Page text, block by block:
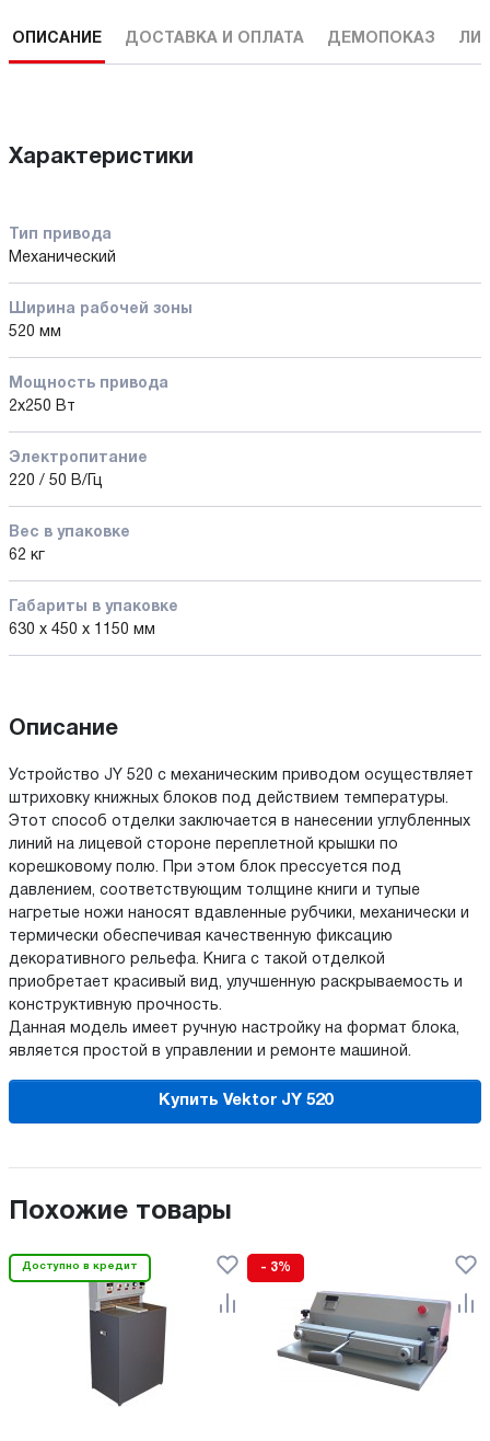
ОПИСАНИЕ ДОСТАВКА И ОПЛАТА ДЕМОПОКАЗ
Характеристики
Тип привода
Механический
Ширина рабочей зоны
520 мм
Мощность привода
2x250 Вт
Электропитание
220 / 50 В/Гц
Вес в упаковке
62 кг
Габариты в упаковке
630 x 450 x 1150 мм
Описание
Устройство JY 520 с механическим приводом осуществляет
штриховку книжных блоков под действием температуры.
Этот способ отделки заключается в нанесении углубленных
линий на лицевой стороне переплетной крышки по
корешковому полю. При этом блок прессуется под
давлением, соответствующим толщине книги и тупые
нагретые ножи наносят вдавленные рубчики, механически и
термически обеспечивая качественную фиксацию
декоративного рельефа. Книга с такой отделкой
приобретает красивый вид, улучшенную раскрываемость и
конструктивную прочность.
Данная модель имеет ручную настройку на формат блока,
является простой в управлении и ремонте машиной.
Купить Vektor JY 520
Похожие товары
Доступно в кредит - 3%